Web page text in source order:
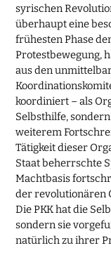
syrischen
überhaupt eine
frühesten Phase
Protestbewegung,
aus den
koordiniert – als
Selbsthilfe,
weiterem
Tätigkeit dieser
Staat beherrschte
Machtbasis
der revolutionären
Die PKK hat die
sondern sie
natürlich zu ihrer